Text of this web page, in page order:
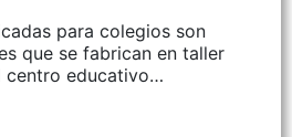
para colegios son
que se fabrican en taller
centro educativo…